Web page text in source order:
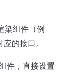
染组件（例
的接口。
件，直接设置